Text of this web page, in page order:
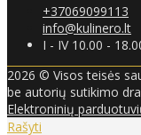
+37069099113
info@kulinero.lt
I - IV 10.00 -
2026 © Visos teisės
be autorių sutikimo
Elektroninių
Rašyti